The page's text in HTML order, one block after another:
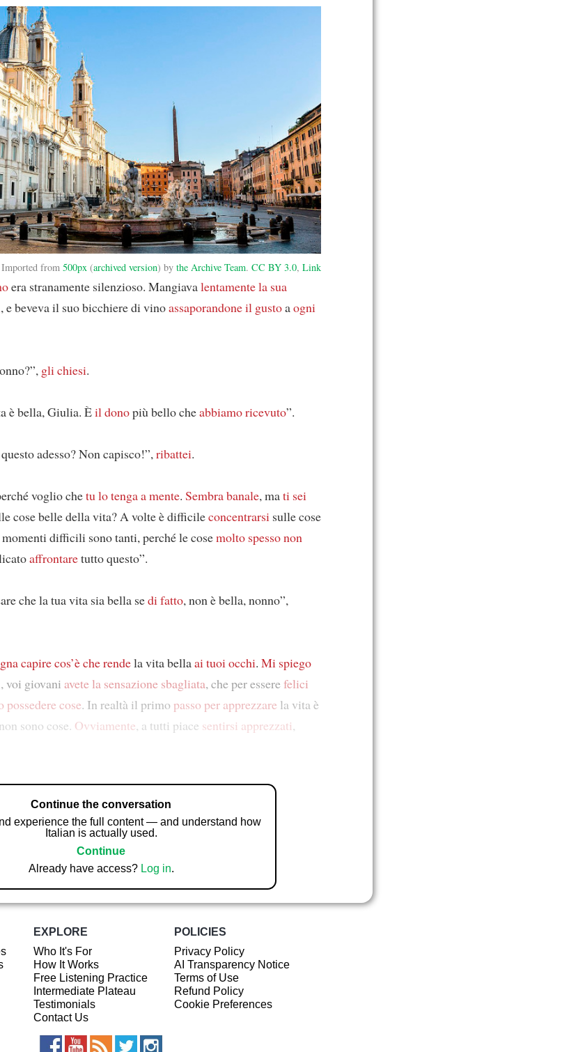
from 500px (archived version) by the Archive Team. CC BY 3.0, Link
era stranamente silenzioso. Mangiavalentamentela sua
, e beveva il suo bicchiere di vinoassaporandone il gustoaogni
gli chiesi.
è bella, Giulia. Èil donopiù bello cheabbiamo ricevuto”.
questo adesso? Non capisco!”,ribattei.
voglio chetu lo tenga a mente. Sembra banale, mati sei
cose belle della vita? A volte è difficileconcentrarsi sulle cose
difficili sono tanti, perché le cosemolto spessonon
affrontaretutto questo”.
che la tua vita sia bella sedi fatto, non è bella, nonno”,
capirecos’è che rendela vita bellaai tuoi occhi. Mi spiego
voi giovani avete la sensazione sbagliata, che per esserefelici
possedere cose. In realtà il primo passo per apprezzare la vita è
sono cose. Ovviamente, a tutti piace sentirsi apprezzati,
Continue the conversation
experience the full content — and understand how
Italian is actually used.
Continue
Already have access? Log in.
EXPLORE
Who It's For
How It Works
Free Listening Practice
Intermediate Plateau
Testimonials
Contact Us
POLICIES
Privacy Policy
AI Transparency Notice
Terms of Use
Refund Policy
Cookie Preferences